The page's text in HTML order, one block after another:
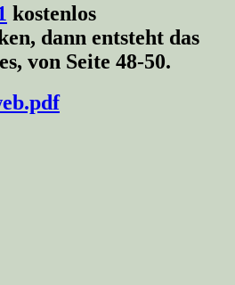
kostenlos
dann entsteht das
von Seite 48-50.